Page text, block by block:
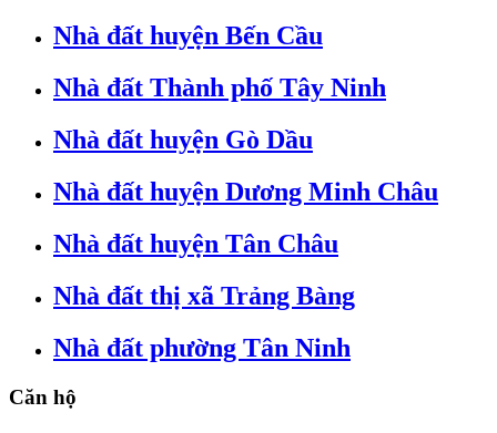
Nhà đất huyện Bến Cầu
Nhà đất Thành phố Tây Ninh
Nhà đất huyện Gò Dầu
Nhà đất huyện Dương Minh Châu
Nhà đất huyện Tân Châu
Nhà đất thị xã Trảng Bàng
Nhà đất phường Tân Ninh
Căn hộ